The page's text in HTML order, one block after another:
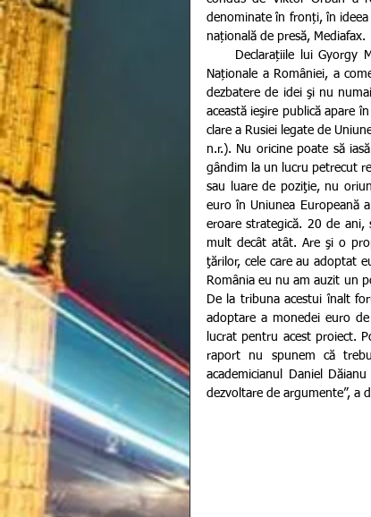
denominate în fronți, în
națională de presă, Mediafax.
Naționale a României, a
dezbatere de idei şi nu
această ieşire publică apare
clare a Rusiei legate de
n.r.). Nu oricine poate să
gândim la un lucru petrecut
sau luare de poziţie, nu
euro în Uniunea Europeană
eroare strategică. 20 de
mult decât atât. Are şi o
ţărilor, cele care au adoptat
România eu nu am auzit un
De la tribuna acestui înalt
adoptare a monedei euro
lucrat pentru acest proiect.
raport nu spunem că
academicianul Daniel
dezvoltare de argumente”, a